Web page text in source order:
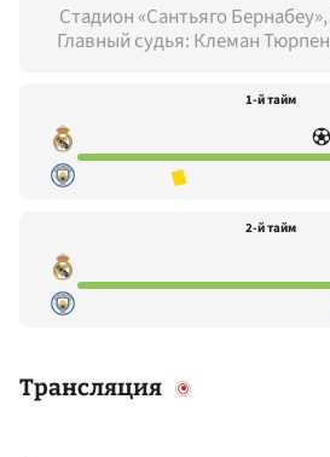
Стадион «Сантьяго
Главный судья: Клеман
1-й тайм
2-й тайм
Трансляция